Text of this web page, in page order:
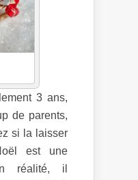
3 ans,
de parents,
si la laisser
est une
réalité, il